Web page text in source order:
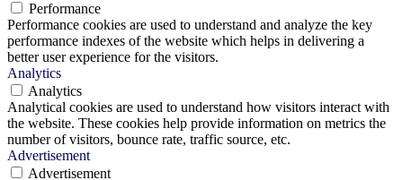
Performance
Performance cookies are used to understand and analyze the key
performance indexes of the website which helps in delivering a
better user experience for the visitors.
Analytics
Analytics
Analytical cookies are used to understand how visitors interact with
the website. These cookies help provide information on metrics the
number of visitors, bounce rate, traffic source, etc.
Advertisement
Advertisement